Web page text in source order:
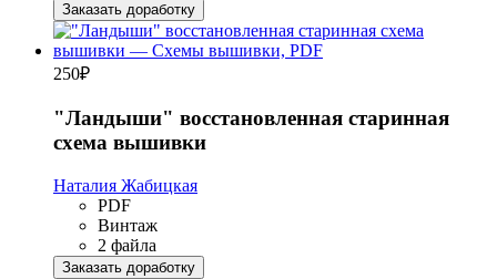
Заказать доработку
250₽
"Ландыши" восстановленная старинная
схема вышивки
Наталия Жабицкая
PDF
Винтаж
2 файла
Заказать доработку